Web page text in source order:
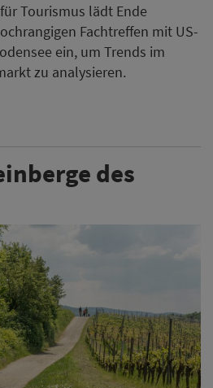
Tourismus lädt Ende
Fachtreffen mit US-
ein, um Trends im
zu analysieren.
des